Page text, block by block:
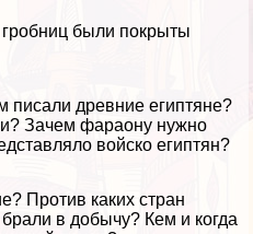
были покрыты
писали древние египтяне?
Зачем фараону нужно
войско египтян?
Против каких стран
в добычу? Кем и когда